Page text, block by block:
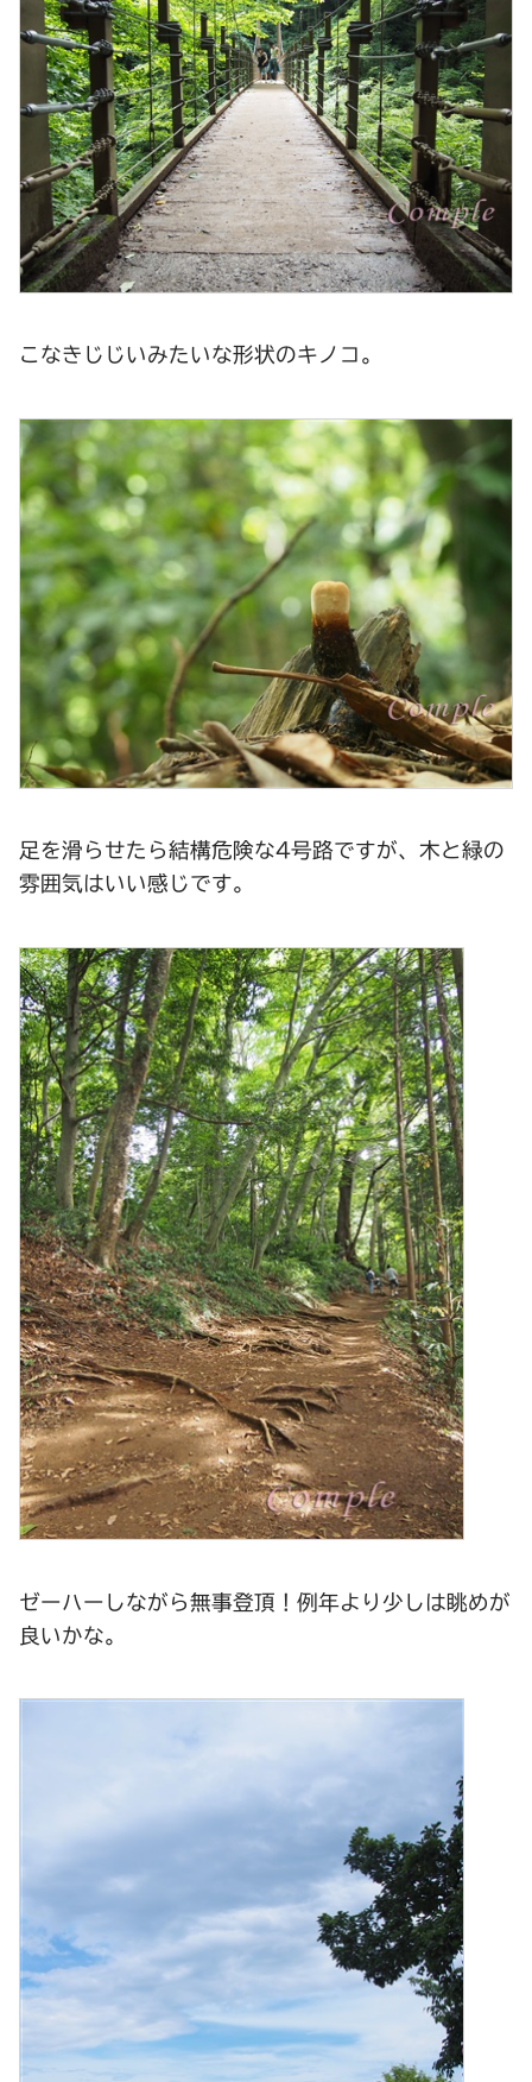
こなきじじいみたいな形状のキノコ。
足を滑らせたら結構危険な4号路ですが、木と緑の
雰囲気はいい感じです。
ゼーハーしながら無事登頂！例年より少しは眺めが
良いかな。